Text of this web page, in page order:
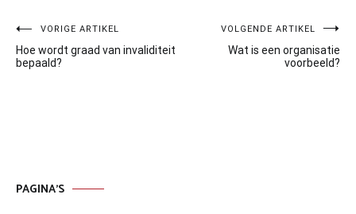
Bericht
navigatie
VORIGE ARTIKEL
Hoe wordt graad van invaliditeit
bepaald?
VOLGENDE ARTIKEL
Wat is een organisatie
voorbeeld?
PAGINA’S